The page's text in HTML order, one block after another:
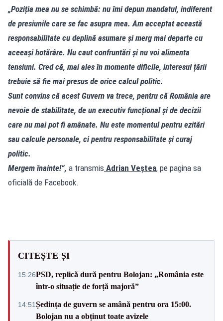
„Poziția mea nu se schimbă: nu îmi depun mandatul, indiferent
de presiunile care se fac asupra mea. Am acceptat această
responsabilitate cu deplină asumare și merg mai departe cu
aceeași hotărâre. Nu caut confruntări și nu voi alimenta
tensiuni. Cred că, mai ales în momente dificile, interesul țării
trebuie să fie mai presus de orice calcul politic.
Sunt convins că acest Guvern va trece, pentru că România are
nevoie de stabilitate, de un executiv funcțional și de decizii
care nu mai pot fi amânate. Nu este momentul pentru ezitări
sau calcule personale, ci pentru responsabilitate și curaj
politic.
Mergem înainte!”, a transmis Adrian Veștea, pe pagina sa
oficială de Facebook.
CITEȘTE ȘI
15:26PSD, replică dură pentru Bolojan: „România este
într-o situație de forță majoră”
14:51Ședința de guvern se amână pentru ora 15:00.
Bolojan nu a obținut toate avizele